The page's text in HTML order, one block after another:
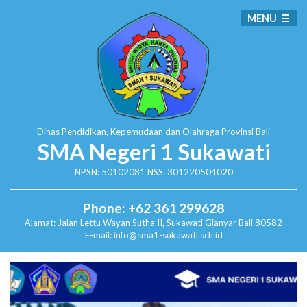
Dinas Pendidikan, Kepemudaan dan Olahraga Provinsi Bali
SMA Negeri 1 Sukawati
NPSN: 50102081 NSS: 301220504020
Phone: +62 361 299628
Alamat: Jalan Lettu Wayan Sutha II, SukawatiGianyar Bali 80582
E-mail: info@sma1-sukawati.sch.id
MENU